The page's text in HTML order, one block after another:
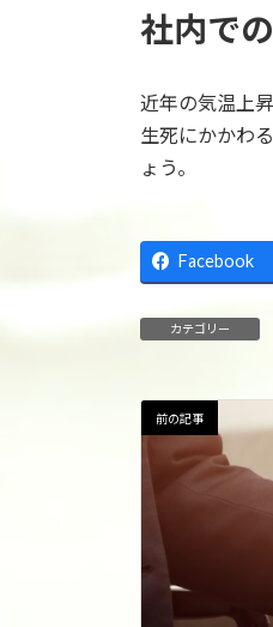
社内で
近年の気温上
生死にかかわ
ょう。
Facebook
カテゴリー
前の記事